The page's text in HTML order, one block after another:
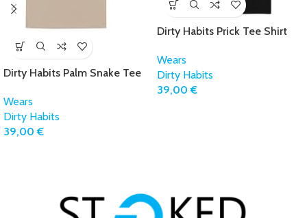
Dirty Habits Palm Snake Tee
Wears
Dirty Habits
39,00€
Dirty Habits Prick Tee Shirt
Wears
Dirty Habits
39,00€